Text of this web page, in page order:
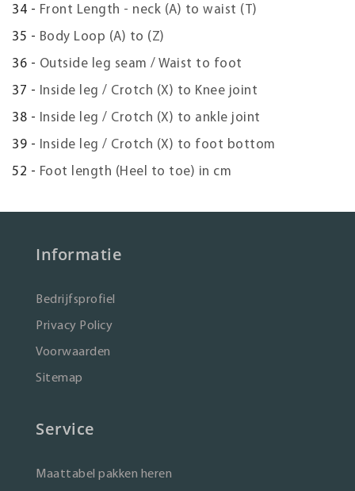
34 - Front Length - neck (A) to waist (T)
35 - Body Loop (A) to (Z)
36 - Outside leg seam / Waist to foot
37 - Inside leg / Crotch (X) to Knee joint
38 - Inside leg / Crotch (X) to ankle joint
39 - Inside leg / Crotch (X) to foot bottom
52 - Foot length (Heel to toe) in cm
Informatie
Bedrijfsprofiel
Privacy Policy
Voorwaarden
Sitemap
Service
Maattabel pakken heren